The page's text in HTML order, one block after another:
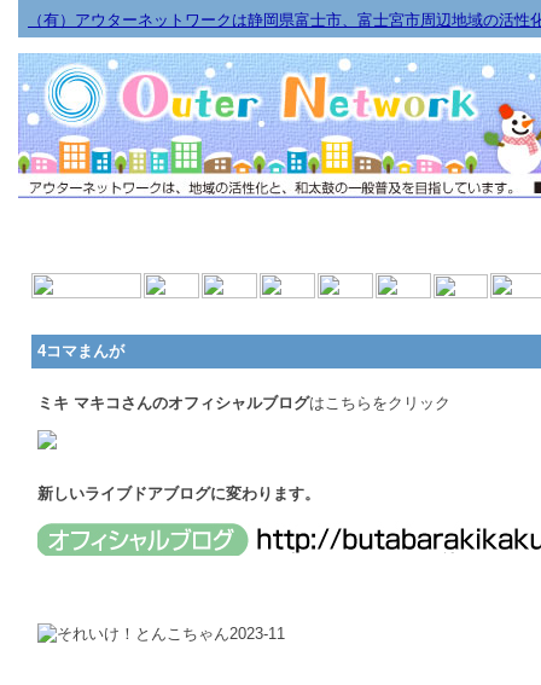
（有）アウターネットワークは静岡県富士市、富士宮市周辺地域の活性
4コマまんが
ミキ マキコさんのオフィシャルブログはこちらをクリック
新しいライブドアブログに変わります。